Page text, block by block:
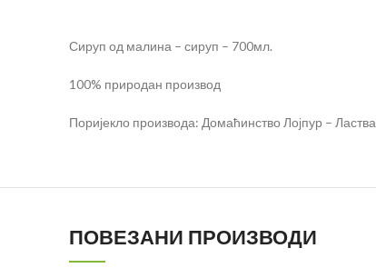
Сируп од малина – сируп – 700мл.
100% природан производ
Поријекло производа: Домаћинство Лојпур – Ластва
ПОВЕЗАНИ ПРОИЗВОДИ